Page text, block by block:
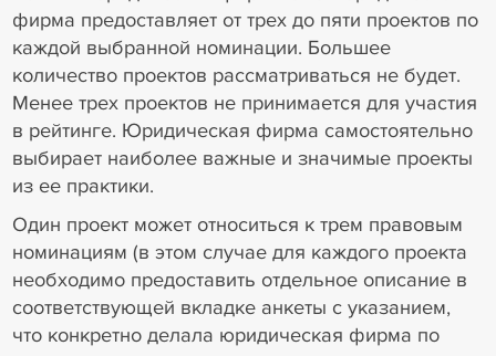
фирма предоставляет от трех до пяти проектов по
каждой выбранной номинации. Большее
количество проектов рассматриваться не будет.
Менее трех проектов не принимается для участия
в рейтинге. Юридическая фирма самостоятельно
выбирает наиболее важные и значимые проекты
из ее практики.
Один проект может относиться к трем правовым
номинациям (в этом случае для каждого проекта
необходимо предоставить отдельное описание в
соответствующей вкладке анкеты с указанием,
что конкретно делала юридическая фирма по